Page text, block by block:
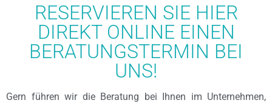
RESERVIEREN SIE HIER
DIREKT ONLINE EINEN
BERATUNGSTERMIN BEI
UNS!
Gern führen wir die Beratung bei Ihnen im Unternehmen,